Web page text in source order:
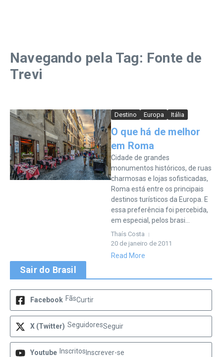
Navegando pela Tag: Fonte de
Trevi
Destino Europa Itália
O que há de melhor
em Roma
Cidade de grandes
monumentos históricos, de ruas
charmosas e lojas sofisticadas,
Roma está entre os principais
destinos turísticos da Europa. E
essa preferência foi percebida,
em especial, pelos brasi...
Thaís Costa
20 de janeiro de 2011
Read More
Sair do Brasil
Facebook FãsCurtir
X (Twitter) SeguidoresSeguir
Youtube Inscritos Inscrever-se